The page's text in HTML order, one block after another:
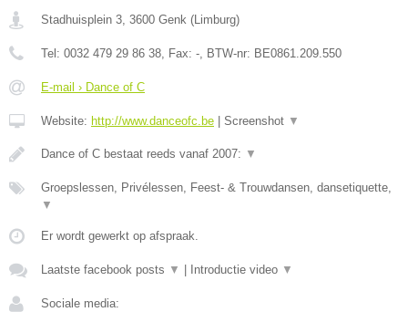
Stadhuisplein 3 3600 Genk (Limburg)
Tel: 0032 479 29 86 38 , Fax: - , BTW-nr: BE0861.209.550
E-mail › Dance of C
Website: http://www.danceofc.be | Screenshot ▼
Dance of C bestaat reeds vanaf 2007: ▼
Groepslessen, Privélessen, Feest- & Trouwdansen, dansetiquette,
▼
Er wordt gewerkt op afspraak.
Laatste facebook posts ▼ | Introductie video ▼
Sociale media: